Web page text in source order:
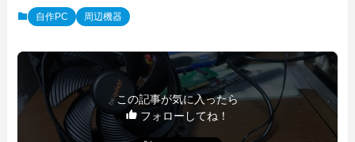
自作PC 周辺機器
この記事が気に入ったら
フォローしてね！